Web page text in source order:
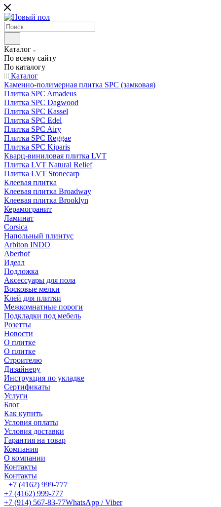
Каталог
По всему сайту
По каталогу
Каталог
Каменно-полимерная плитка SPC (замковая)
Плитка SPC Amadeus
Плитка SPC Dagwood
Плитка SPC Kassel
Плитка SPC Edel
Плитка SPC Airy
Плитка SPC Reggae
Плитка SPC Kiparis
Кварц-виниловая плитка LVT
Плитка LVT Natural Relief
Плитка LVT Stonecarp
Клеевая плитка
Клеевая плитка Broadway
Клеевая плитка Brooklyn
Керамогранит
Ламинат
Corsica
Напольный плинтус
Arbiton INDO
Aberhof
Идеал
Подложка
Аксессуары для пола
Восковые мелки
Клей для плитки
Межкомнатные пороги
Подкладки под мебель
Розетты
Новости
О плитке
О плитке
Строителю
Дизайнеру
Инструкция по укладке
Сертификаты
Услуги
Блог
Как купить
Условия оплаты
Условия доставки
Гарантия на товар
Компания
О компании
Контакты
Контакты
+7 (4162) 999-777
+7 (4162) 999-777
+7 (914) 567-83-77WhatsApp / Viber